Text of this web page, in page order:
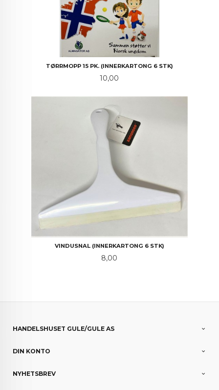
TØRRMOPP 15 PK. (INNERKARTONG 6 STK)
Pris
10,00
VINDUSNAL (INNERKARTONG 6 STK)
Pris
8,00
HANDELSHUSET GULE/GULE AS
DIN KONTO
NYHETSBREV